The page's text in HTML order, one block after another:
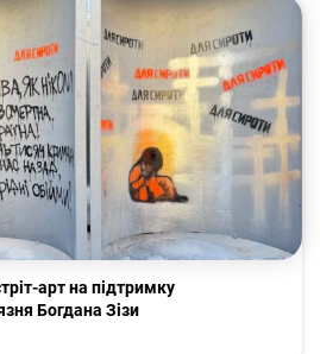
арт на підтримку
Богдана Зізи